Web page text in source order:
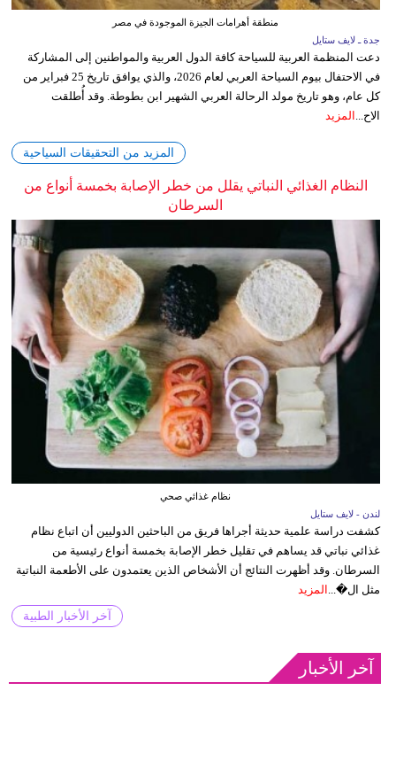
منطقة أهرامات الجيزة الموجودة في مصر
جدة ـ لايف ستايل
دعت المنظمة العربية للسياحة كافة الدول العربية والمواطنين إلى المشاركة
في الاحتفال بيوم السياحة العربي لعام 2026، والذي يوافق تاريخ 25 فبراير من
كل عام، وهو تاريخ مولد الرحالة العربي الشهير ابن بطوطة. وقد أُطلقت
الاح... المزيد
المزيد من التحقيقات السياحية
النظام الغذائي النباتي يقلل من خطر الإصابة بخمسة أنواع من
السرطان
نظام غذائي صحي
لندن - لايف ستايل
كشفت دراسة علمية حديثة أجراها فريق من الباحثين الدوليين أن اتباع نظام
غذائي نباتي قد يساهم في تقليل خطر الإصابة بخمسة أنواع رئيسية من
السرطان. وقد أظهرت النتائج أن الأشخاص الذين يعتمدون على الأطعمة النباتية
مثل ال�...
المزيد
آخر الأخبار الطبية
آخر الأخبار